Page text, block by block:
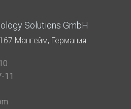
Solutions GmbH
Мангейм, Германия
11